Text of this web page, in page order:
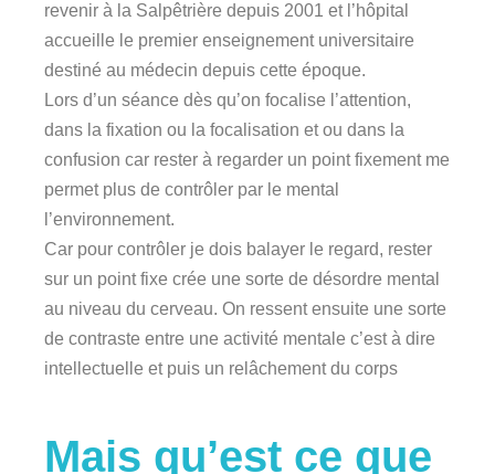
revenir à la Salpêtrière depuis 2001 et l’hôpital
accueille le premier enseignement universitaire
destiné au médecin depuis cette époque.
Lors d’un séance dès qu’on focalise l’attention,
dans la fixation ou la focalisation et ou dans la
confusion car rester à regarder un point fixement me
permet plus de contrôler par le mental
l’environnement.
Car pour contrôler je dois balayer le regard, rester
sur un point fixe crée une sorte de désordre mental
au niveau du cerveau. On ressent ensuite une sorte
de contraste entre une activité mentale c’est à dire
intellectuelle et puis un relâchement du corps
Mais qu’est ce que